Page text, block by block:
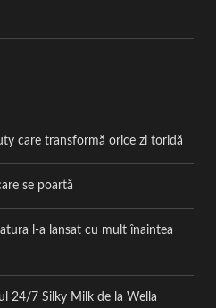
care transformă orice zi toridă
se poartă
l-a lansat cu mult înaintea
24/7 Silky Milk de la Wella